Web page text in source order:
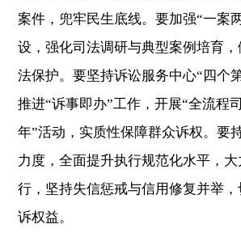
案件，兜牢民生底线。要加强“一案
设，强化司法调研与典型案例培育，
法保护。要坚持诉讼服务中心“四个
推进“诉事即办”工作，开展“全流程
年”活动，实质性保障群众诉权。要
力度，全面提升执行规范化水平，
行，坚持失信惩戒与信用修复并举
诉权益。